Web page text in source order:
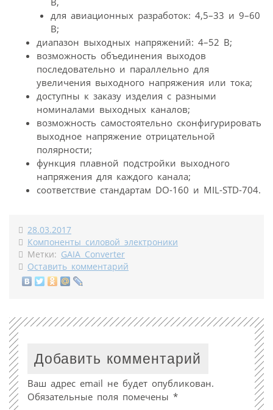
для авиационных разработок: 4,5–33 и 9–60
В;
диапазон выходных напряжений: 4–52 В;
возможность объединения выходов
последовательно и параллельно для
увеличения выходного напряжения или тока;
доступны к заказу изделия с разными
номиналами выходных каналов;
возможность самостоятельно сконфигурировать
выходное напряжение отрицательной
полярности;
функция плавной подстройки выходного
напряжения для каждого канала;
соответствие стандартам DO-160 и MIL-STD-704.
28.03.2017
Компоненты силовой электроники
Метки: GAIA Converter
Оставить комментарий
Добавить комментарий
Ваш адрес email не будет опубликован.
Обязательные поля помечены *